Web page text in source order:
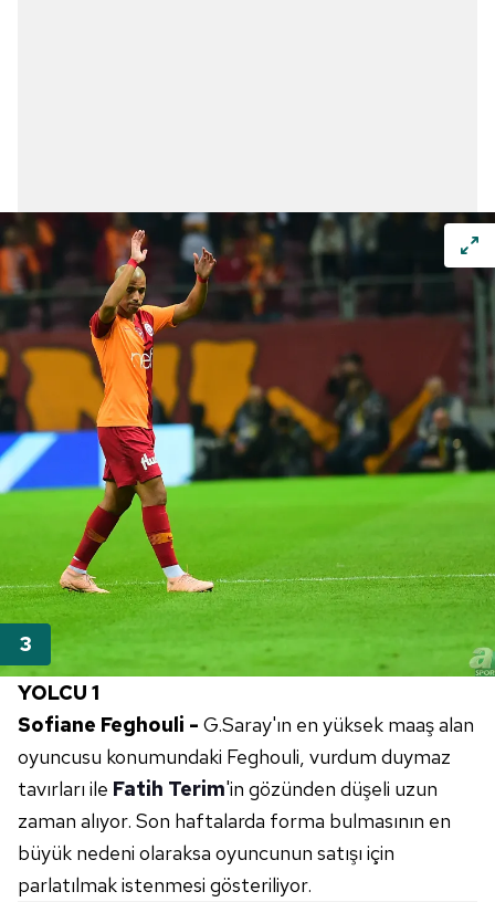
YOLCU 1
Sofiane Feghouli - G.Saray'ın en yüksek maaş alan
oyuncusu konumundaki Feghouli, vurdum duymaz
tavırları ile Fatih Terim'in gözünden düşeli uzun
zaman alıyor. Son haftalarda forma bulmasının en
büyük nedeni olaraksa oyuncunun satışı için
parlatılmak istenmesi gösteriliyor.